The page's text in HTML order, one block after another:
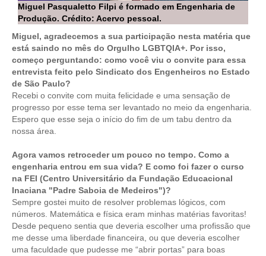
JORNAL DO ENGENHEIRO
AGENDA
SEESP NOTÍCIAS
NOTÍCIAS NO WHATSAPP
FOTOS
PUBLICIDADE
MANUAL DE REDAÇÃO
RELEASES
CONTATO
Miguel Pasqualetto Filpi é formado em Engenharia de
Produção. Crédito: Acervo pessoal.
Miguel, agradecemos a sua participação nesta matéria que
está saindo no mês do Orgulho LGBTQIA+. Por isso,
começo perguntando: como você viu o convite para essa
entrevista feito pelo Sindicato dos Engenheiros no Estado
de São Paulo?
Recebi o convite com muita felicidade e uma sensação de
progresso por esse tema ser levantado no meio da engenharia.
Espero que esse seja o início do fim de um tabu dentro da
nossa área.
Agora vamos retroceder um pouco no tempo. Como a
engenharia entrou em sua vida? E como foi fazer o curso
na FEI (Centro Universitário da Fundação Educacional
Inaciana "Padre Saboia de Medeiros")?
Sempre gostei muito de resolver problemas lógicos, com
números. Matemática e física eram minhas matérias favoritas!
Desde pequeno sentia que deveria escolher uma profissão que
me desse uma liberdade financeira, ou que deveria escolher
uma faculdade que pudesse me “abrir portas” para boas